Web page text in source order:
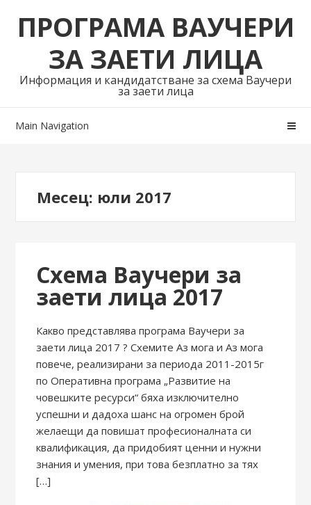
to
to
ПРОГРАМА ВАУЧЕРИ
ЗА ЗАЕТИ ЛИЦА
Информация и кандидатстване за схема Ваучери
за заети лица
Main Navigation
Месец: юли 2017
Схема Ваучери за
заети лица 2017
Какво представлява програма Ваучери за
заети лица 2017 ? Схемите Аз мога и Аз мога
повече, реализирани за периода 2011-2015г
по Оперативна програма „Развитие на
човешките ресурси“ бяха изключително
успешни и дадоха шанс на огромен брой
желаещи да повишат професионалната си
квалификация, да придобият ценни и нужни
знания и умения, при това безплатно за тях
[…]